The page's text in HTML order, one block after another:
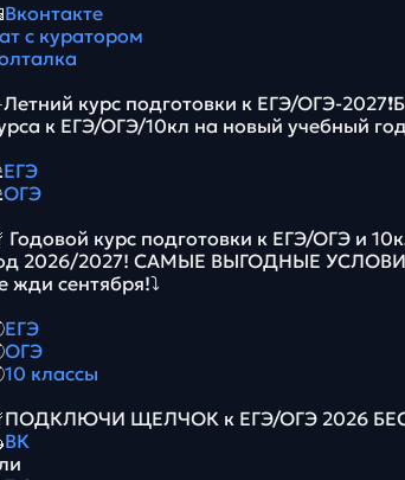
Вконтакте
с куратором
курс подготовки к ЕГЭ/ОГЭ-
к ЕГЭ/ОГЭ/10кл на новый учебный
ЕГЭ
ОГЭ
Годовой курс подготовки к ЕГЭ/ОГЭ и
2026/2027! САМЫЕ ВЫГОДНЫЕ
жди сентября!⤵️
ЕГЭ
ОГЭ
10 классы
ЩЕЛЧОК к ЕГЭ/ОГЭ 2026
ВК